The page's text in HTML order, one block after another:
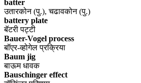
batter
उतारकोन (पु.), चढावकोन (पु.)
battery plate
बॅटरी पट्टी
Bauer-Vogel process
बॉएर-व्होगेल प्रक्रिया
Baum jig
बाऊम धावक
Bauschinger effect